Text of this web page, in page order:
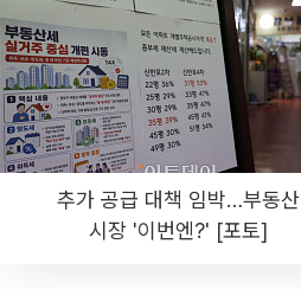
추가 공급 대책 임박…부동산
시장 '이번엔?' [포토]